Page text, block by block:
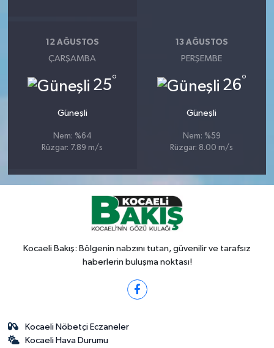
12 AĞUSTOS
ÇARŞAMBA
25°
Güneşli
Nem: %64
Rüzgar: 7.89 m/s
13 AĞUSTOS
PERŞEMBE
26°
Güneşli
Nem: %59
Rüzgar: 8.00 m/s
Kocaeli Bakış: Bölgenin nabzını tutan, güvenilir ve tarafsız
haberlerin buluşma noktası!
Kocaeli Nöbetçi Eczaneler
Kocaeli Hava Durumu